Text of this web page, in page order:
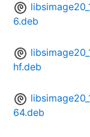
6.deb
hf.deb
64.deb